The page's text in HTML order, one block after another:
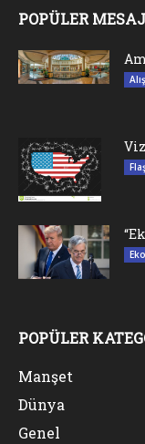
POPÜLER
POPÜLER
Manşet
Dünya
Genel